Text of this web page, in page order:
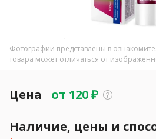
Фотографии представлены в
товара может отличаться от
Цена от 120₽
Наличие, цены и